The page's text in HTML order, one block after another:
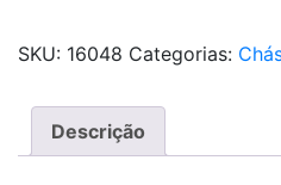
SKU: 16048 Categorias:
Descrição